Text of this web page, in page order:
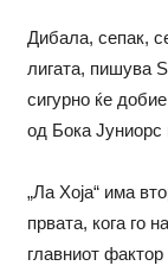
Дибала, сепак,
лигата, пишува
сигурно ќе
од Бока Јуниорс
„Ла Хоја“ има
првата, кога го
главниот фактор